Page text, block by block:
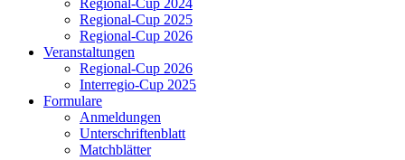
Regional-Cup 2025
Regional-Cup 2026
Veranstaltungen
Regional-Cup 2026
Interregio-Cup 2025
Formulare
Anmeldungen
Unterschriftenblatt
Matchblätter